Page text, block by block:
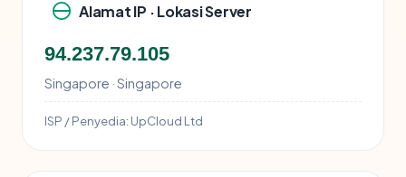
Alamat IP · Lokasi Server
94.237.79.105
Singapore · Singapore
ISP / Penyedia: UpCloud Ltd